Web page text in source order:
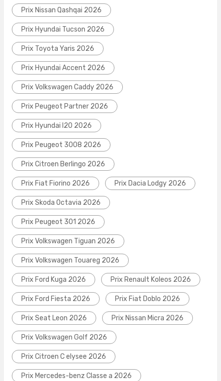
Prix Nissan Qashqai 2026
Prix Hyundai Tucson 2026
Prix Toyota Yaris 2026
Prix Hyundai Accent 2026
Prix Volkswagen Caddy 2026
Prix Peugeot Partner 2026
Prix Hyundai I20 2026
Prix Peugeot 3008 2026
Prix Citroen Berlingo 2026
Prix Fiat Fiorino 2026 Prix Dacia Lodgy 2026
Prix Skoda Octavia 2026
Prix Peugeot 301 2026
Prix Volkswagen Tiguan 2026
Prix Volkswagen Touareg 2026
Prix Ford Kuga 2026 Prix Renault Koleos 2026
Prix Ford Fiesta 2026 Prix Fiat Doblo 2026
Prix Seat Leon 2026 Prix Nissan Micra 2026
Prix Volkswagen Golf 2026
Prix Citroen C elysee 2026
Prix Mercedes-benz Classe a 2026